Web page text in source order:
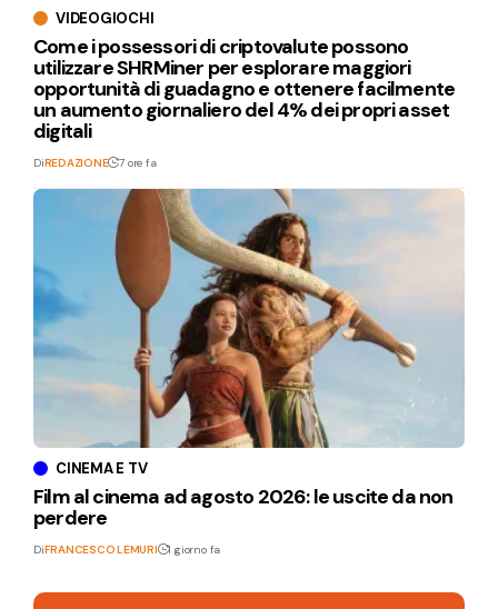
VIDEOGIOCHI
Come i possessori di criptovalute possono
utilizzare SHRMiner per esplorare maggiori
opportunità di guadagno e ottenere facilmente
un aumento giornaliero del 4% dei propri asset
digitali
DiREDAZIONE 7 ore fa
CINEMA E TV
Film al cinema ad agosto 2026: le uscite da non
perdere
DiFRANCESCO LEMURI 1 giorno fa